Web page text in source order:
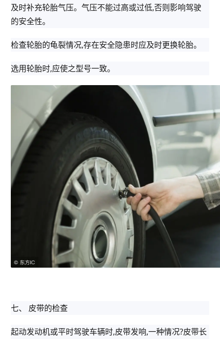
及时补充轮胎气压。气压不能过高或过低,否则影响驾驶
的安全性。
检查轮胎的龟裂情况,存在安全隐患时应及时更换轮胎。
选用轮胎时,应使之型号一致。
七、 皮带的检查
起动发动机或平时驾驶车辆时,皮带发响,一种情况?皮带长